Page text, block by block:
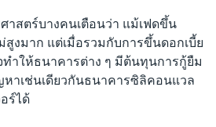
าสตร์บางคนเตือนว่า แม้เฟดขึ้น
สูงมาก แต่เมื่อรวมกับการขึ้นดอกเบี้ย
ำให้ธนาคารต่าง ๆ มีต้นทุนการกู้ยืม
าเช่นเดียวกันธนาคารซิลิคอนแวล
ร์ได้